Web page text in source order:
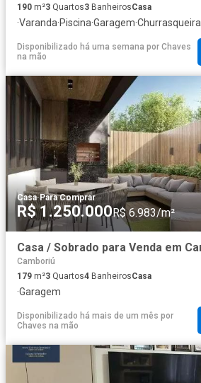
190 m²3 Quartos3 BanheirosCasa
·Varanda·Piscina·Garagem·Churrasqueira
Disponibilizado há uma semana por Chaves
na mão
Casa·Para Comprar
R$ 1.250.000R$ 6.983/m²
Camboriú
179 m²3 Quartos4 BanheirosCasa
·Garagem
Disponibilizado há mais de um mês por
Chaves na mão